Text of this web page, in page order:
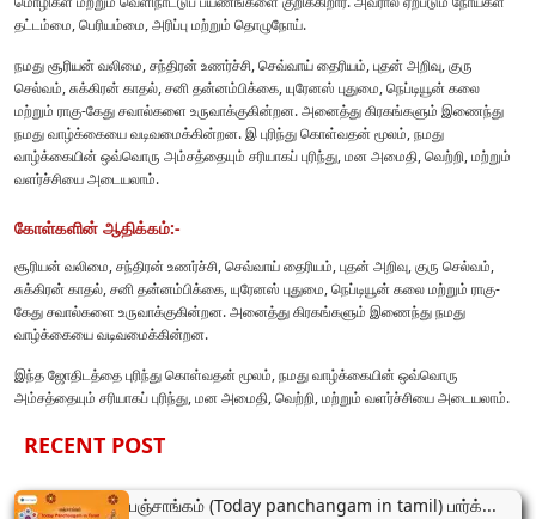
தட்டம்மை, பெரியம்மை, அரிப்பு மற்றும் தொழுநோய்.
நமது சூரியன் வலிமை, சந்திரன் உணர்ச்சி, செவ்வாய் தைரியம், புதன் அறிவு, குரு
செல்வம், சுக்கிரன் காதல், சனி தன்னம்பிக்கை, யுரேனஸ் புதுமை, நெப்டியூன் கலை
மற்றும் ராகு-கேது சவால்களை உருவாக்குகின்றன. அனைத்து கிரகங்களும் இணைந்து
நமது வாழ்க்கையை வடிவமைக்கின்றன. இ புரிந்து கொள்வதன் மூலம், நமது
வாழ்க்கையின் ஒவ்வொரு அம்சத்தையும் சரியாகப் புரிந்து, மன அமைதி, வெற்றி, மற்றும்
வளர்ச்சியை அடையலாம்.
கோள்களின் ஆதிக்கம்:-
சூரியன் வலிமை, சந்திரன் உணர்ச்சி, செவ்வாய் தைரியம், புதன் அறிவு, குரு செல்வம்,
சுக்கிரன் காதல், சனி தன்னம்பிக்கை, யுரேனஸ் புதுமை, நெப்டியூன் கலை மற்றும் ராகு-
கேது சவால்களை உருவாக்குகின்றன. அனைத்து கிரகங்களும் இணைந்து நமது
வாழ்க்கையை வடிவமைக்கின்றன.
இந்த ஜோதிடத்தை புரிந்து கொள்வதன் மூலம், நமது வாழ்க்கையின் ஒவ்வொரு
அம்சத்தையும் சரியாகப் புரிந்து, மன அமைதி, வெற்றி, மற்றும் வளர்ச்சியை அடையலாம்.
RECENT POST
பஞ்சாங்கம் (Today panchangam in tamil) பார்க்...